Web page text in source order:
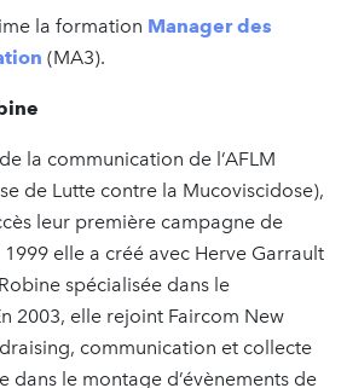
la formation Manager des
(MA3).
la communication de l’AFLM
de Lutte contre la Mucoviscidose),
leur première campagne de
elle a créé avec Herve Garrault
spécialisée dans le
2003, elle rejoint Faircom New
communication et collecte
dans le montage d’évènements de